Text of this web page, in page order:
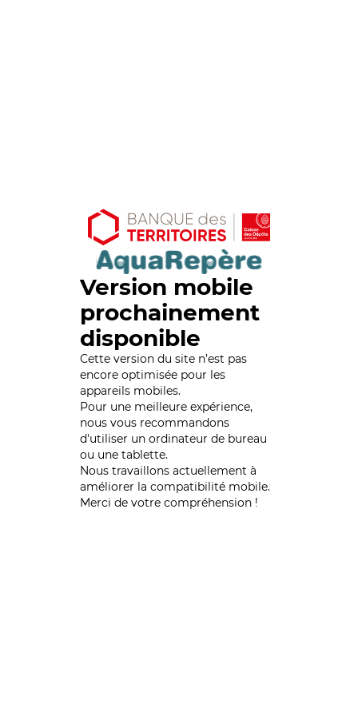
Version mobile
prochainement
disponible
Cette version du site n’est pas
encore optimisée pour les
appareils mobiles.
Pour une meilleure expérience,
nous vous recommandons
d'utiliser un ordinateur de bureau
ou une tablette.
Nous travaillons actuellement à
améliorer la compatibilité mobile.
Merci de votre compréhension !